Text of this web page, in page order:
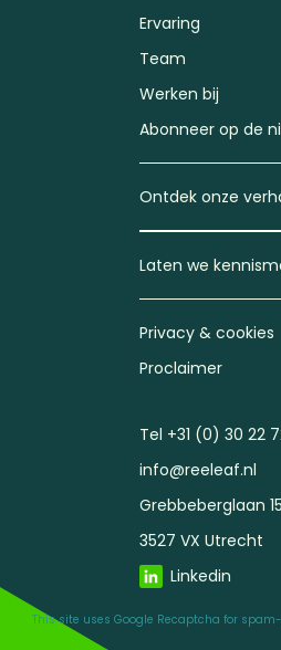
Ervaring
Team
Werken bij
Abonneer op de
Ontdek onze
Laten we
Privacy & cookies
Proclaimer
Tel +31 (0) 30 22
info@reeleaf.nl
Grebbeberglaan 15
3527 VX Utrecht
Linkedin
This site uses Google Recaptcha for